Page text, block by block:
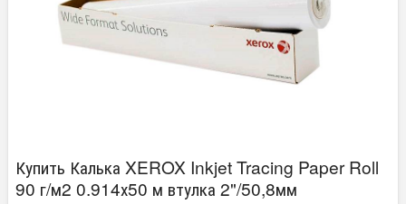
Купить Калька XEROX Inkjet Tracing Paper Roll
90 г/м2 0.914х50 м втулка 2"/50,8мм